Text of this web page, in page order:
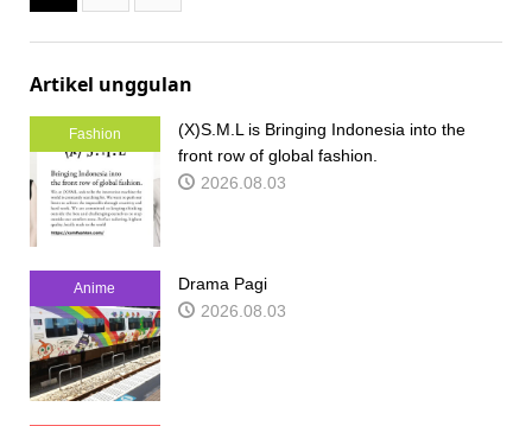
Artikel unggulan
Fashion
(X)S.M.L is Bringing Indonesia into the
front row of global fashion.
2026.08.03
Anime
Drama Pagi
2026.08.03